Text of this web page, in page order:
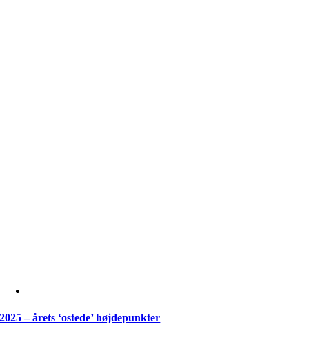
2025 – årets ‘ostede’ højdepunkter